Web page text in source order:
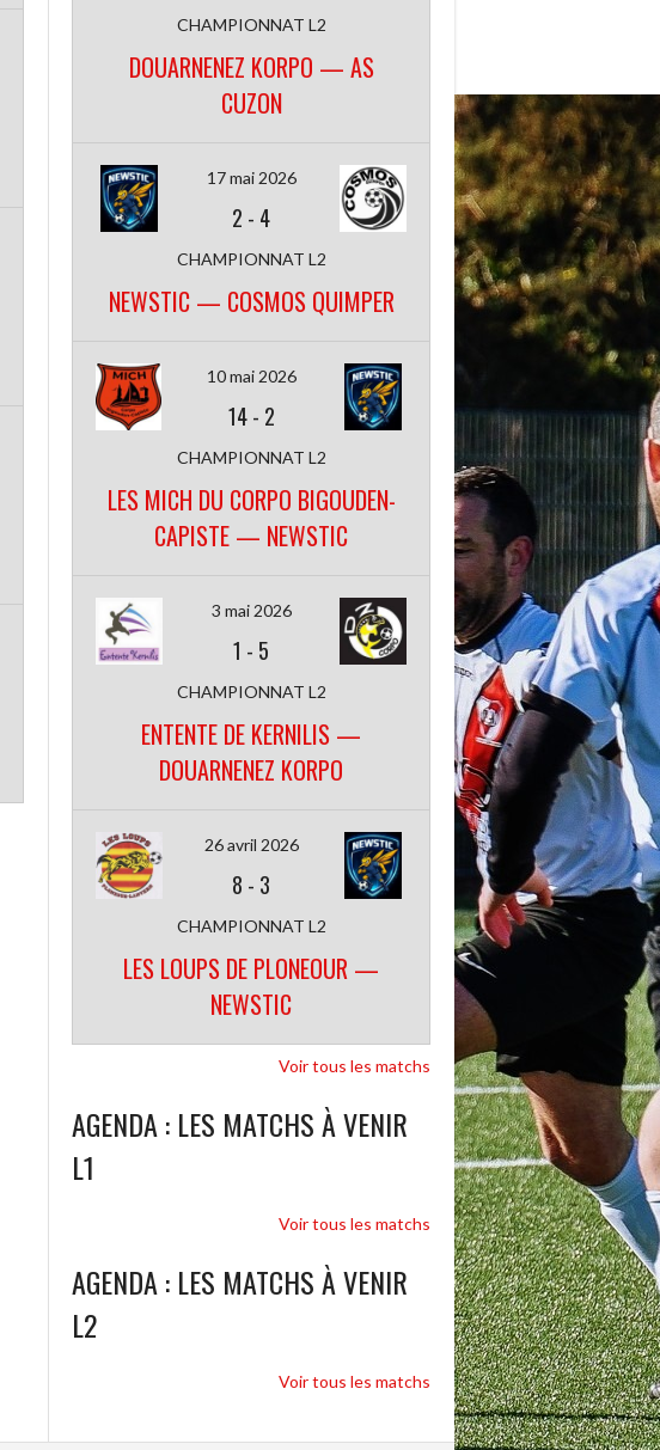
CHAMPIONNAT L2
DOUARNENEZ KORPO — AS
CUZON
17 mai 2026
2 - 4
CHAMPIONNAT L2
NEWSTIC — COSMOS QUIMPER
10 mai 2026
14- 2
CHAMPIONNAT L2
LES MICH DU CORPO BIGOUDEN-
CAPISTE — NEWSTIC
3 mai 2026
1 - 5
CHAMPIONNAT L2
ENTENTE DE KERNILIS —
DOUARNENEZ KORPO
26 avril 2026
8 - 3
CHAMPIONNAT L2
LES LOUPS DE PLONEOUR —
NEWSTIC
Voir tous les matchs
AGENDA : LES MATCHS À VENIR
L1
Voir tous les matchs
AGENDA : LES MATCHS À VENIR
L2
Voir tous les matchs